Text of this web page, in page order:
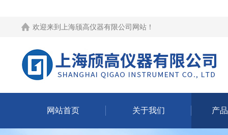
欢迎来到 上海颀高仪器有限公司网站 ！
网站首页 关于我们 产